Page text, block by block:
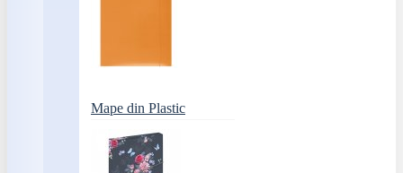
Mape din Plastic